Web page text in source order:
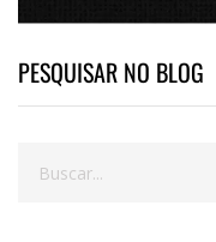
PESQUISAR NO BLOG